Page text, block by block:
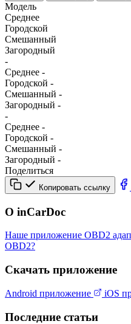
Модель
Среднее
Городской
Смешанный
Загородный
-
Среднее -
Городской -
Смешанный -
Загородный -
-
Среднее -
Городской -
Смешанный -
Загородный -
Поделиться
Копировать ссылку
О inCarDoc
Наше приложение OBD2
OBD2?
Скачать приложение
Android приложение iOS
Последние статьи